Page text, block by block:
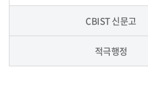
CBIST 신문고
적극행정